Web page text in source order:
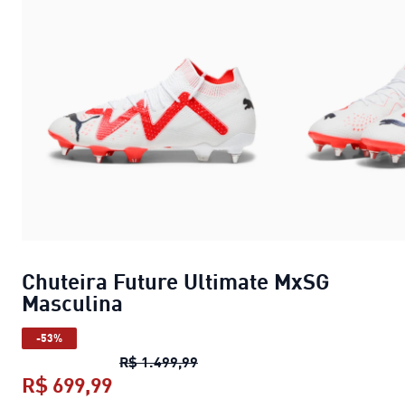
Chuteira Future Ultimate MxSG
Masculina
-53%
R$ 1.499,99Chuteira Future Ultimate
R$ 699,99